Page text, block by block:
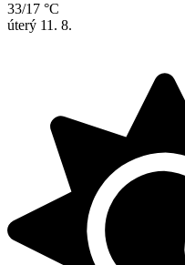
33/17 °C
úterý 11. 8.